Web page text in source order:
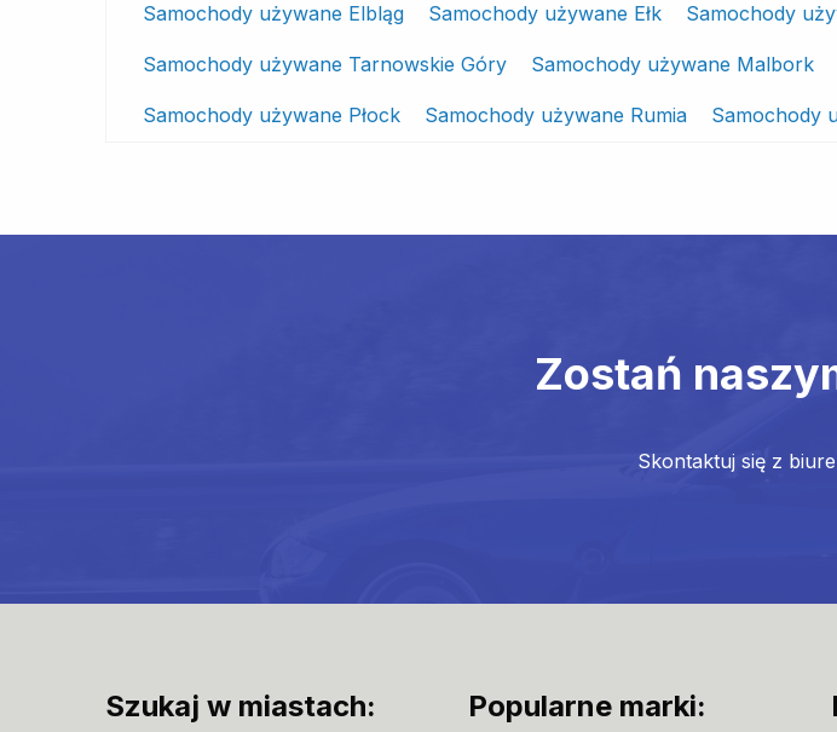
Samochody używane Elbląg Samochody używane Ełk Samochody
Samochody używane Tarnowskie Góry Samochody używane Malbork
Samochody używane Płock Samochody używane Rumia Samochody
Zostań
Skontaktuj się z
Szukaj w miastach: Popularne marki: